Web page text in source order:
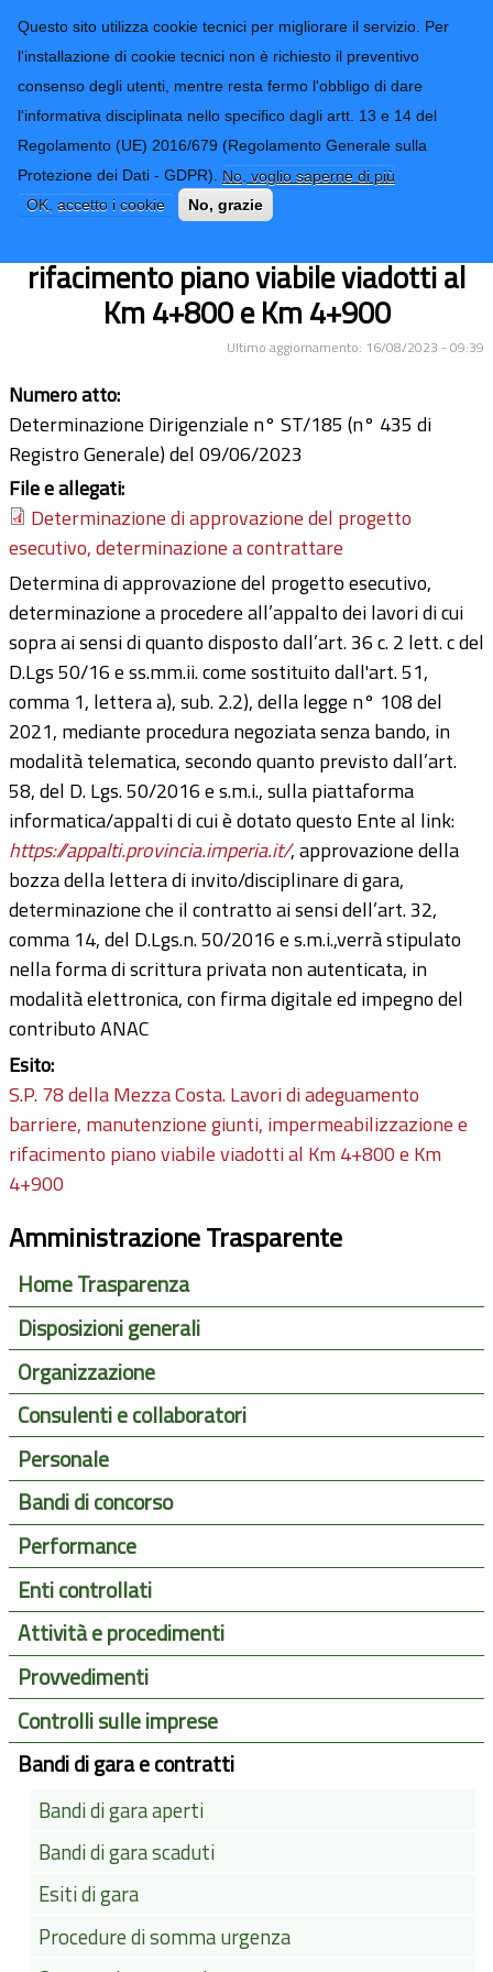
Questo sito utilizza cookie tecnici per migliorare il servizio. Per
l'installazione di cookie tecnici non è richiesto il preventivo
consenso degli utenti, mentre resta fermo l'obbligo di dare
l'informativa disciplinata nello specifico dagli artt. 13 e 14 del
Regolamento (UE) 2016/679 (Regolamento Generale sulla
Protezione dei Dati - GDPR). No, voglio saperne di più
OK, accetto i cookie
No, grazie
Provincia di
Imperia
CONTATTI-URP
TRASPARENZA
Form di ricerca
S.P. 78 della Mezza Costa. Lavori di
adeguamento barriere, manutenzione
rifacimento piano viabile viadotti al
Km 4+800 e Km 4+900
Ultimo aggiornamento: 16/08/2023 - 09:39
Numero atto:
Determinazione Dirigenziale n° ST/185 (n° 435 di
Registro Generale) del 09/06/2023
File e allegati:
Determinazione di approvazione del progetto
esecutivo, determinazione a contrattare
Determina di approvazione del progetto esecutivo,
determinazione a procedere all’appalto dei lavori di cui
sopra ai sensi di quanto disposto dall’art. 36 c. 2 lett. c del
D.Lgs 50/16 e ss.mm.ii. come sostituito dall'art. 51,
comma 1, lettera a), sub. 2.2), della legge n° 108 del
2021, mediante procedura negoziata senza bando, in
modalità telematica, secondo quanto previsto dall’art.
58, del D. Lgs. 50/2016 e s.m.i., sulla piattaforma
informatica/appalti di cui è dotato questo Ente al link:
https://appalti.provincia.imperia.it/, approvazione della
bozza della lettera di invito/disciplinare di gara,
determinazione che il contratto ai sensi dell’art. 32,
comma 14, del D.Lgs.n. 50/2016 e s.m.i.,verrà stipulato
nella forma di scrittura privata non autenticata, in
modalità elettronica, con firma digitale ed impegno del
contributo ANAC
Esito:
S.P. 78 della Mezza Costa. Lavori di adeguamento
barriere, manutenzione giunti, impermeabilizzazione e
rifacimento piano viabile viadotti al Km 4+800 e Km
4+900
Amministrazione Trasparente
Home Trasparenza
Disposizioni generali
Organizzazione
Consulenti e collaboratori
Personale
Bandi di concorso
Performance
Enti controllati
Attività e procedimenti
Provvedimenti
Controlli sulle imprese
Bandi di gara e contratti
Bandi di gara aperti
Bandi di gara scaduti
Esiti di gara
Procedure di somma urgenza